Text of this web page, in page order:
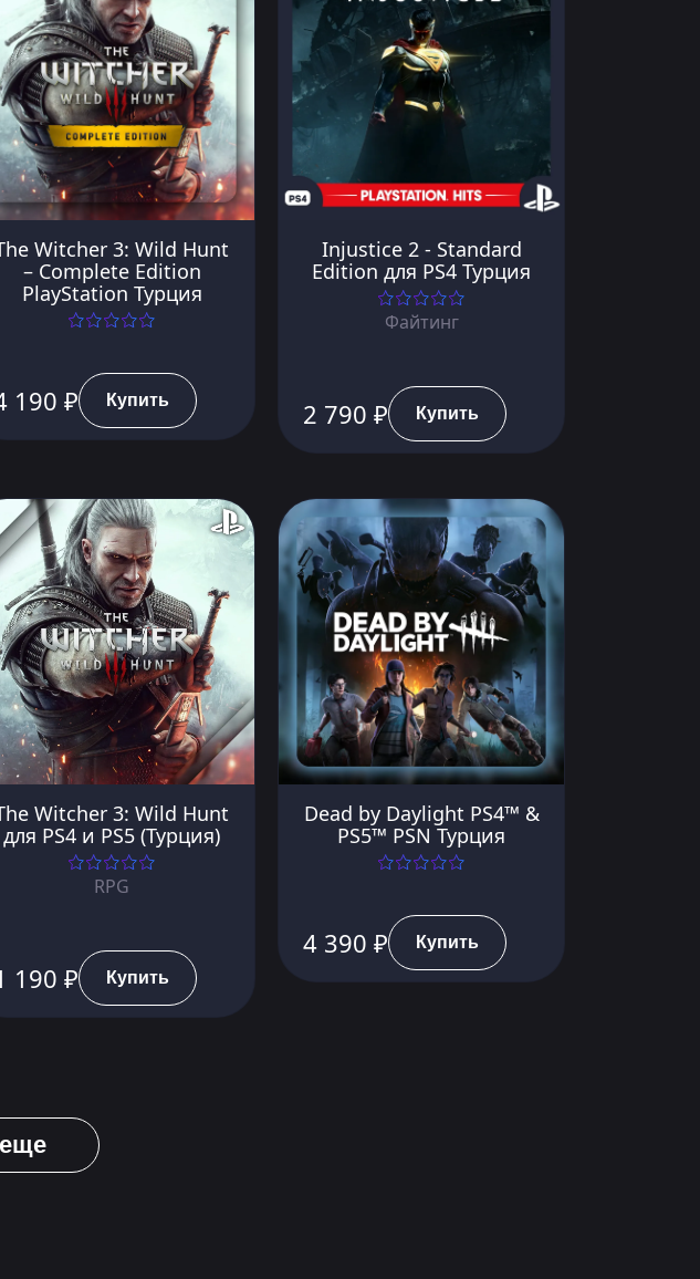
Witcher 3: Wild Hunt
– Complete Edition
PlayStation Турция
190 ₽ Купить
Injustice 2 - Standard
Edition для PS4 Турция
Файтинг
2 790 ₽ Купить
Witcher 3: Wild Hunt
для PS4 и PS5 (Турция)
RPG
190 ₽ Купить
Dead by Daylight PS4™ &
PS5™ PSN Турция
4 390 ₽ Купить